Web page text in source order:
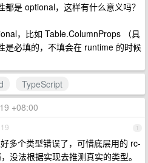
是 optional，这样有什么意义吗？
，比如 Table.ColumnProps （具
是必填的，不填会在 runtime 的时候
TypeScript
+08:00
1
多个类型错误了，可惜底层用的 rc-
没法根据实现去推测真实的类型。